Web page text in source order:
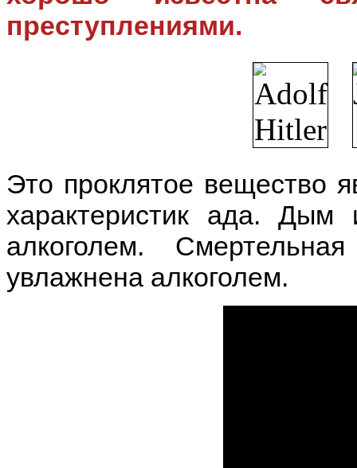
преступлениями.
Это проклятое вещество
характеристик ада. Дым
алкоголем.
увлажнена алкоголем.